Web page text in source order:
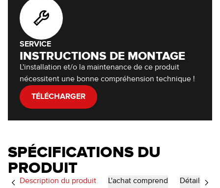
SERVICE
INSTRUCTIONS DE MONTAGE
L'installation et/o la maintenance de ce produit
nécessitent une bonne compréhension technique !
TÉLÉCHARGER
SPÉCIFICATIONS DU
PRODUIT
Description du produit L'achat comprend Détails